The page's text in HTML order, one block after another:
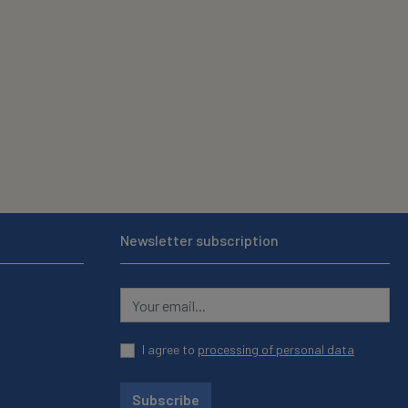
Newsletter subscription
I agree to processing of personal data
Subscribe